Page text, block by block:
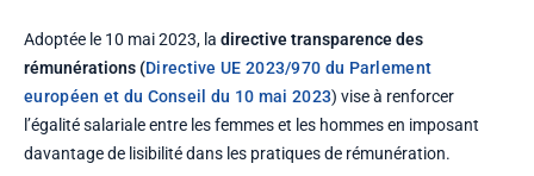
Adoptée le 10 mai 2023, la directive transparence des
rémunérations (Directive UE 2023/970 du Parlement
européen et du Conseil du 10 mai 2023) vise à renforcer
l’égalité salariale entre les femmes et les hommes en imposant
davantage de lisibilité dans les pratiques de rémunération.